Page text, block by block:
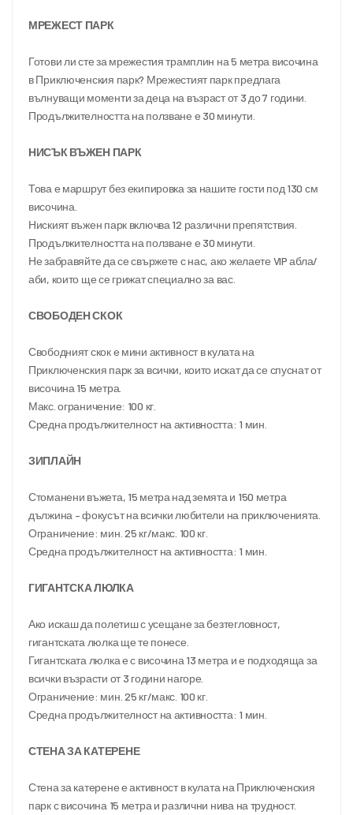
МРЕЖЕСТ ПАРК
Готови ли сте за мрежестия трамплин на 5 метра височина
в Приключенския парк? Мрежестият парк предлага
вълнуващи моменти за деца на възраст от 3 до 7 години.
Продължителността на ползване е 30 минути.
НИСЪК ВЪЖЕН ПАРК
Това е маршрут без екипировка за нашите гости под 130 см
височина.
Ниският въжен парк включва 12 различни препятствия.
Продължителността на ползване е 30 минути.
Не забравяйте да се свържете с нас, ако желаете VIP абла/
аби, които ще се грижат специално за вас.
СВОБОДЕН СКОК
Свободният скок е мини активност в кулата на
Приключенския парк за всички, които искат да се спуснат от
височина 15 метра.
Макс. ограничение: 100 кг.
Средна продължителност на активността: 1 мин.
ЗИПЛАЙН
Стоманени въжета, 15 метра над земята и 150 метра
дължина – фокусът на всички любители на приключенията.
Ограничение: мин. 25 кг/макс. 100 кг.
Средна продължителност на активността: 1 мин.
ГИГАНТСКА ЛЮЛКА
Ако искаш да полетиш с усещане за безтегловност,
гигантската люлка ще те понесе.
Гигантската люлка е с височина 13 метра и е подходяща за
всички възрасти от 3 години нагоре.
Ограничение: мин. 25 кг/макс. 100 кг.
Средна продължителност на активността: 1 мин.
СТЕНА ЗА КАТЕРЕНЕ
Стена за катерене е активност в кулата на Приключенския
парк с височина 15 метра и различни нива на трудност.